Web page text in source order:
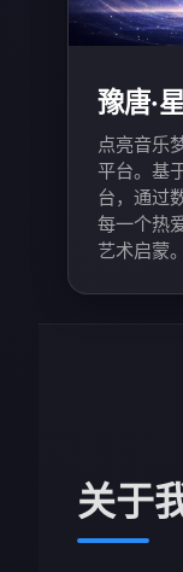
豫唐·
点亮音乐
平台。基
台，通过
每一个热
艺术启蒙。
关于